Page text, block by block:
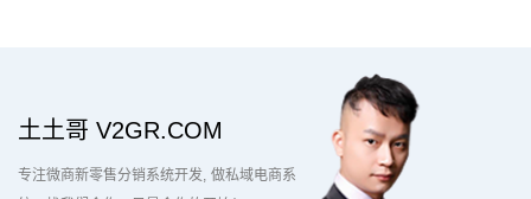
土土哥 V2GR.COM
专注微商新零售分销系统开发 做私域电商系